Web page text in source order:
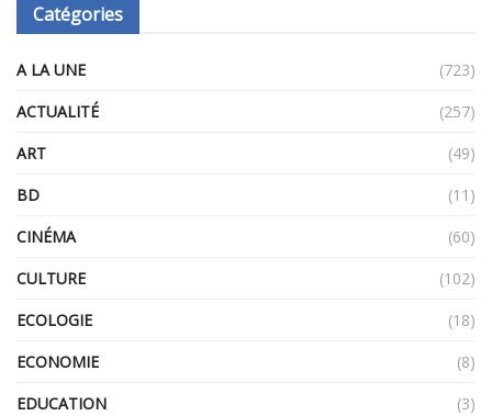
Catégories
A LA UNE
(723)
ACTUALITÉ
(257)
ART
(49)
BD
(11)
CINÉMA
(60)
CULTURE
(102)
ECOLOGIE
(18)
ECONOMIE
(8)
EDUCATION
(3)